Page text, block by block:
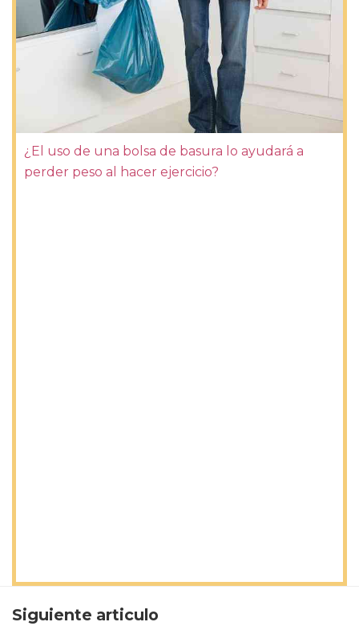
¿El uso de una bolsa de basura lo ayudará a
perder peso al hacer ejercicio?
Siguiente articulo